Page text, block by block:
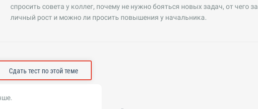
спросить совета у коллег, почему не нужно бояться новых задач, от чего
личный рост и можно ли просить повышения у начальника.
Сдать тест по этой теме